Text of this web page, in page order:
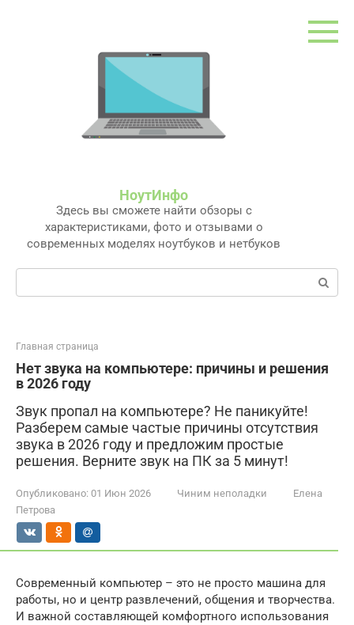
НоутИнфо
Здесь вы сможете найти обзоры с
характеристиками, фото и отзывами о
современных моделях ноутбуков и нетбуков
Поиск:
Главная страница
Нет звука на компьютере: причины и решения
в 2026 году
Звук пропал на компьютере? Не паникуйте!
Разберем самые частые причины отсутствия
звука в 2026 году и предложим простые
решения. Верните звук на ПК за 5 минут!
Опубликовано: 01 Июн 2026 Чиним неполадки
Елена
Петрова
Современный компьютер – это не просто машина для
работы, но и центр развлечений, общения и творчества.
И важной составляющей комфортного использования